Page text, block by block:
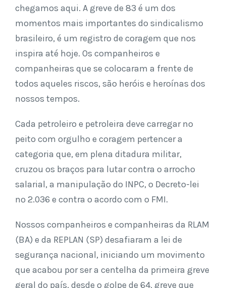
chegamos aqui. A greve de 83 é um dos
momentos mais importantes do sindicalismo
brasileiro, é um registro de coragem que nos
inspira até hoje. Os companheiros e
companheiras que se colocaram a frente de
todos aqueles riscos, são heróis e heroínas dos
nossos tempos.
Cada petroleiro e petroleira deve carregar no
peito com orgulho e coragem pertencer a
categoria que, em plena ditadura militar,
cruzou os braços para lutar contra o arrocho
salarial, a manipulação do INPC, o Decreto-lei
nº 2.036 e contra o acordo com o FMI.
Nossos companheiros e companheiras da RLAM
(BA) e da REPLAN (SP) desafiaram a lei de
segurança nacional, iniciando um movimento
que acabou por ser a centelha da primeira greve
geral do país, desde o golpe de 64, greve que